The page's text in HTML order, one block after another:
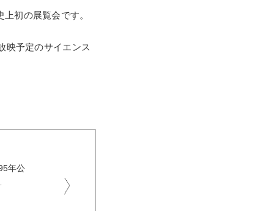
初の展覧会です。
映予定のサイエンス
年公